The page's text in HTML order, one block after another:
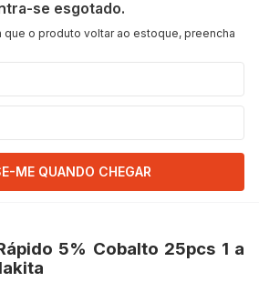
se esgotado.
que o produto voltar ao estoque, preencha
ME QUANDO CHEGAR
5% Cobalto 25pcs 1 a